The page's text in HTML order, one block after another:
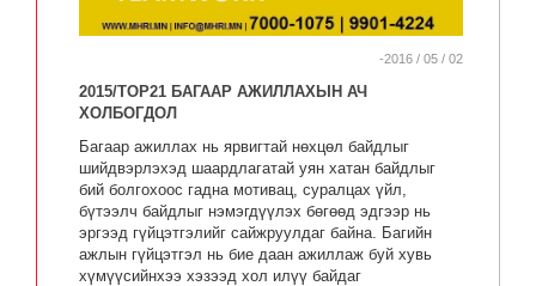
-2016 / 05 / 02
2015/TOP21 БАГААР АЖИЛЛАХЫН АЧ
ХОЛБОГДОЛ
Багаар ажиллах нь ярвигтай нөхцөл байдлыг
шийдвэрлэхэд шаардлагатай уян хатан байдлыг
бий болгохоос гадна мотивац, суралцах үйл,
бүтээлч байдлыг нэмэгдүүлэх бөгөөд эдгээр нь
эргээд гүйцэтгэлийг сайжруулдаг байна. Багийн
ажлын гүйцэтгэл нь бие даан ажиллаж буй хувь
хүмүүсийнхээ хэзээд хол илүү байдаг